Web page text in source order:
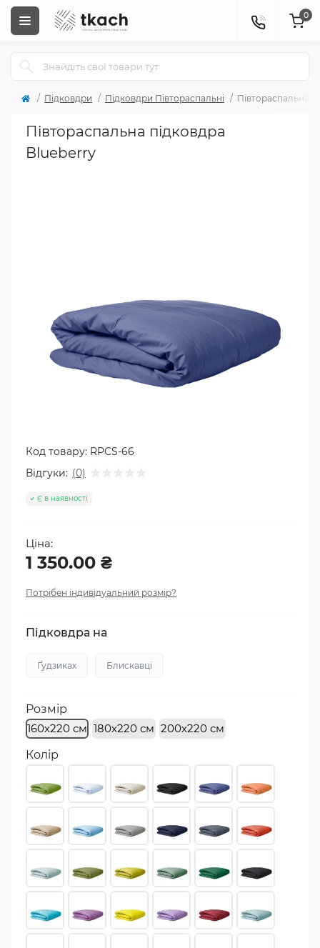
0
Підковдри Підковдри Півтораспальні Півтораспальна
Півтораспальна підковдра
Blueberry
Код товару: RPCS-66
Відгуки: (0)
Є в наявності
Ціна:
1 350.00 ₴
Потрібен індивідуальний розмір?
Підковдра на
Ґудзиках Блискавці
Розмір
160х220 см 180х220 см 200х220 см
Колір